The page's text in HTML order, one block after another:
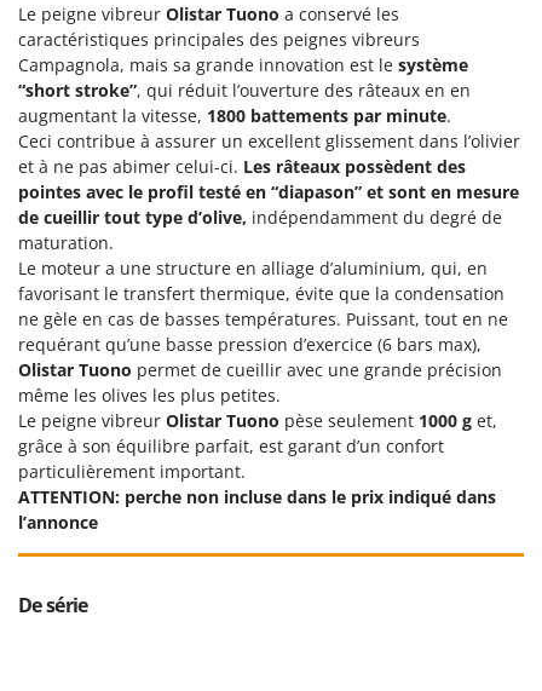
Le peigne vibreur Olistar Tuono a conservé les
caractéristiques principales des peignes vibreurs
Campagnola, mais sa grande innovation est le système
“short stroke”, qui réduit l’ouverture des râteaux en en
augmentant la vitesse, 1800 battements par minute.
Ceci contribue à assurer un excellent glissement dans l’olivier
et à ne pas abimer celui-ci. Les râteaux possèdent des
pointes avec le profil testé en “diapason” et sont en mesure
de cueillir tout type d’olive, indépendamment du degré de
maturation.
Le moteur a une structure en alliage d’aluminium, qui, en
favorisant le transfert thermique, évite que la condensation
ne gèle en cas de basses températures. Puissant, tout en ne
requérant qu’une basse pression d’exercice (6 bars max),
Olistar Tuono permet de cueillir avec une grande précision
même les olives les plus petites.
Le peigne vibreur Olistar Tuono pèse seulement 1000 g et,
grâce à son équilibre parfait, est garant d’un confort
particulièrement important.
ATTENTION: perche non incluse dans le prix indiqué dans
l’annonce
De série